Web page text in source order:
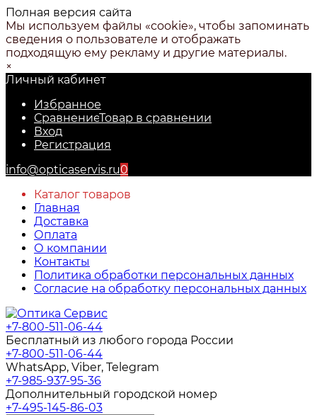
Полная версия сайта
Мы используем файлы «cookie», чтобы запоминать
сведения о пользователе и отображать
подходящую ему рекламу и другие материалы.
×
Личный кабинет
Избранное
СравнениеТовар в сравнении
Вход
Регистрация
info@opticaservis.ru0
Каталог товаров
Главная
Доставка
Оплата
О компании
Контакты
Политика обработки персональных данных
Согласие на обработку персональных данных
+7-800-511-06-44
Бесплатный из любого города России
+7-800-511-06-44
WhatsApp, Viber, Telegram
+7-985-937-95-36
Дополнительный городской номер
+7-495-145-86-03